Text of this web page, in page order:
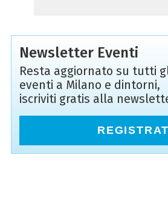
Newsletter Eventi
Resta aggiornato su tutti
eventi a Milano e dintorni,
iscriviti gratis alla